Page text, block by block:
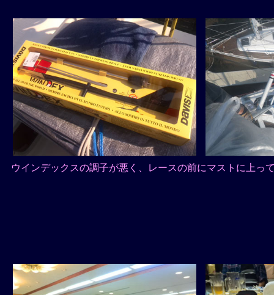
ウインデックスの調子が悪く、レースの前にマストに上っ